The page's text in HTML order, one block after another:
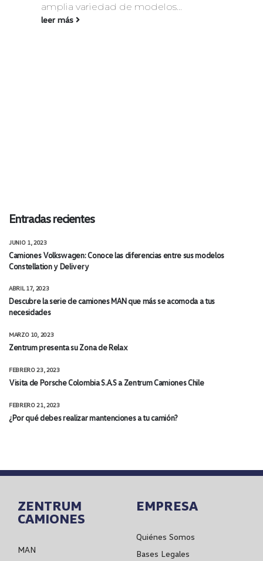
amplia variedad de modelos...
leer más
Entradas recientes
Camiones Volkswagen: Conoce las diferencias entre sus modelos
Constellation y Delivery
JUNIO 1, 2023
Descubre la serie de camiones MAN que más se acomoda a tus
necesidades
ABRIL 17, 2023
Zentrum presenta su Zona de Relax
MARZO 10, 2023
Visita de Porsche Colombia S.A.S a Zentrum Camiones Chile
FEBRERO 23, 2023
¿Por qué debes realizar mantenciones a tu camión?
FEBRERO 21, 2023
ZENTRUM
CAMIONES
MAN
EMPRESA
Quiénes Somos
Bases Legales